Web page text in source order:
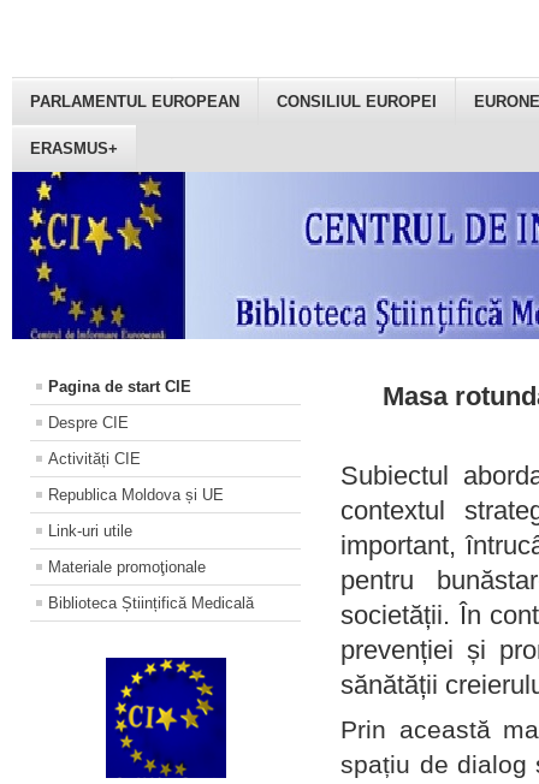
PARLAMENTUL EUROPEAN CONSILIUL EUROPEI
ERASMUS+
Pagina de start CIE
Despre CIE
Activități CIE
Republica Moldova și UE
Link-uri utile
Materiale promoţionale
Biblioteca Științifică Medicală
Masa
Subiectul
contextul
important,
pentru
societății. În
prevenției și
sănătății
Prin această
spațiu de dialog